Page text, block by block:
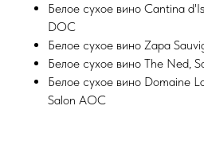
Белое сухое вино Cantina
DOC
Белое сухое вино Zapa
Белое сухое вино The Ned,
Белое сухое вино Domaine
Salon AOC